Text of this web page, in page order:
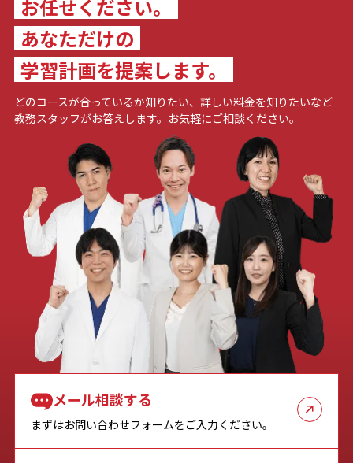
お任せください。
あなただけの
学習計画を提案します。
どのコースが合っているか知りたい、詳しい料金を知りたいなど
教務スタッフがお答えします。お気軽にご相談ください。
メール相談する
まずはお問い合わせフォームをご入力ください。